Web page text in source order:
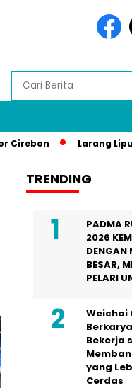
Larang Liputan
TRENDING
PADMA
2026
DENGAN
BESAR,
PELARI
Weichai
Bekerja
yang
Cerdas